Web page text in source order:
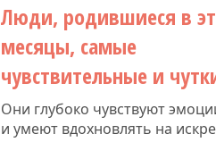
Люди, родившиеся в
месяцы, самые
чувствительные и
Они глубоко чувствуют
и умеют вдохновлять на